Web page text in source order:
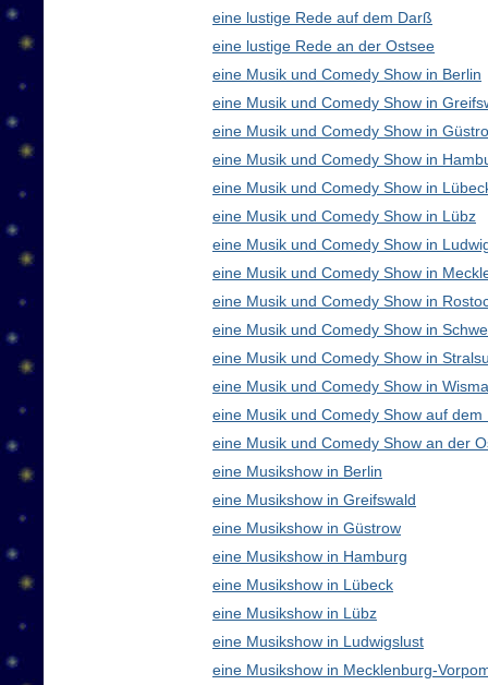
eine lustige Rede auf dem Darß
eine lustige Rede an der Ostsee
eine Musik und Comedy Show in Berlin
eine Musik und Comedy Show in
eine Musik und Comedy Show in
eine Musik und Comedy Show in
eine Musik und Comedy Show in
eine Musik und Comedy Show in Lübz
eine Musik und Comedy Show in
eine Musik und Comedy Show in
eine Musik und Comedy Show in
eine Musik und Comedy Show in
eine Musik und Comedy Show in
eine Musik und Comedy Show in
eine Musik und Comedy Show auf dem
eine Musik und Comedy Show an der
eine Musikshow in Berlin
eine Musikshow in Greifswald
eine Musikshow in Güstrow
eine Musikshow in Hamburg
eine Musikshow in Lübeck
eine Musikshow in Lübz
eine Musikshow in Ludwigslust
eine Musikshow in Mecklenburg-